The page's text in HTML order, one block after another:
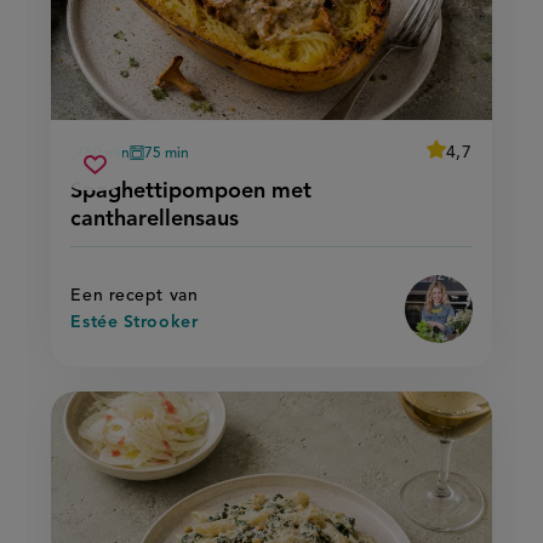
Spaghettipompoen met
cantharellensaus
voorbereidingstijd
50 min
oventijd
75 min
average
4,7
Beoordeel
Een recept van
Estée Strooker
Sla
recept
spaghettipompoen
met
cantharellensaus